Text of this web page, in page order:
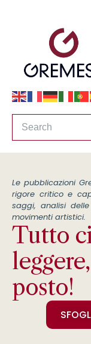
Le pubblicazioni
rigore critico e
saggi, analisi
movimenti artistici.
Tutto
posto!